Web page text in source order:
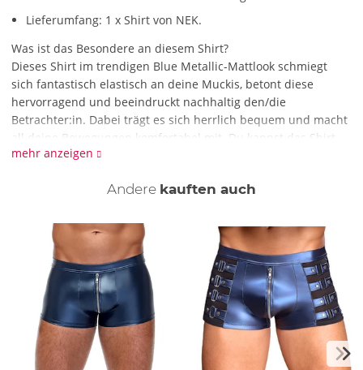
Lieferumfang: 1 x Shirt von NEK.
Was ist das Besondere an diesem Shirt?
Dieses Shirt im trendigen Blue Metallic-Mattlook schmiegt
sich fantastisch elastisch an deine Muckis, betont diese
hervorragend und beeindruckt nachhaltig den/die
Betrachter:in. Dabei trägt es sich herrlich bequem und macht
all deine Bewegungen komfortabel mit. Du kannst das Shirt
hochgeschlossen tragen oder in heißen Momenten schnell
Reinige das Shirt mit einer schonenden Handwäsche mit
Feinwaschmittel.
mehr anzeigen
Andere kauften auch